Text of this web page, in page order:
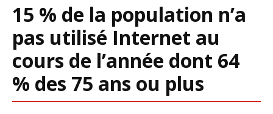
15 % de la population n’a
pas utilisé Internet au
cours de l’année dont 64
% des 75 ans ou plus